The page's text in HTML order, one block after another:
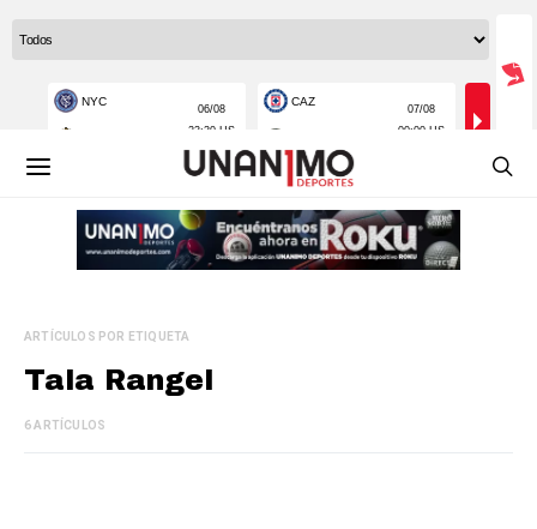
ARTÍCULOS POR ETIQUETA
Tala Rangel
6 ARTÍCULOS